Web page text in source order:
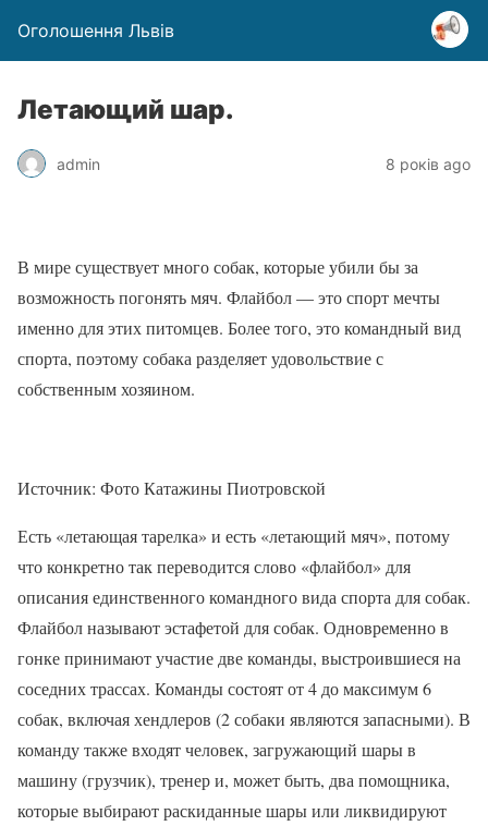
Оголошення Львів
Летающий шар.
admin 8 років ago
В мире существует много собак, которые убили бы за
возможность погонять мяч. Флайбол — это спорт мечты
именно для этих питомцев. Более того, это командный вид
спорта, поэтому собака разделяет удовольствие с
собственным хозяином.
Источник: Фото Катажины Пиотровской
Есть «летающая тарелка» и есть «летающий мяч», потому
что конкретно так переводится слово «флайбол» для
описания единственного командного вида спорта для собак.
Флайбол называют эстафетой для собак. Одновременно в
гонке принимают участие две команды, выстроившиеся на
соседних трассах. Команды состоят от 4 до максимум 6
собак, включая хендлеров (2 собаки являются запасными). В
команду также входят человек, загружающий шары в
машину (грузчик), тренер и, может быть, два помощника,
которые выбирают раскиданные шары или ликвидируют